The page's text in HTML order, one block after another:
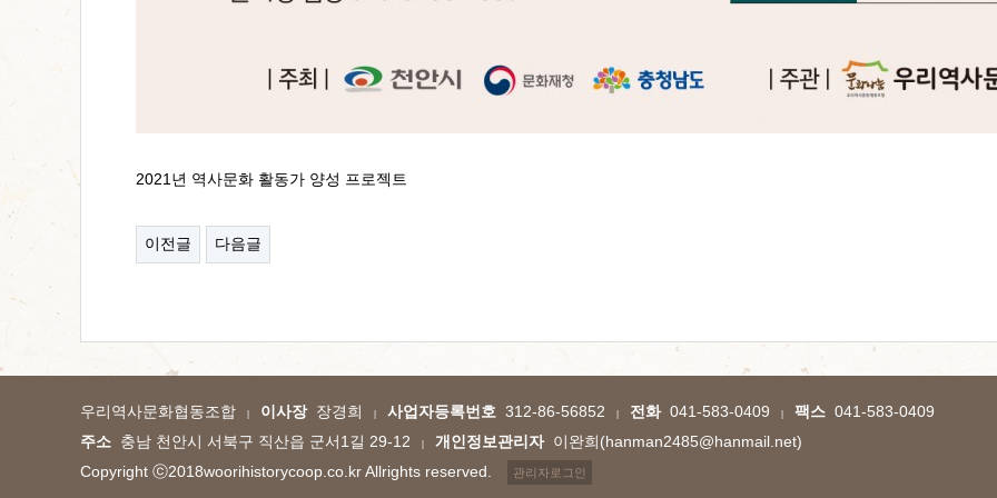
2021년 역사문화 활동가 양성 프로젝트
이전글 다음글
우리역사문화협동조합 이사장 장경희 사업자등록번호 312-86-56852 전화 041-583-0409 팩스 041-583-0409
주소 충남 천안시 서북구 직산읍 군서1길 29-12 개인정보관리자 이완희(hanman2485@hanmail.net)
Copyright ⓒ2018woorihistorycoop.co.krAllrights reserved. 관리자로그인